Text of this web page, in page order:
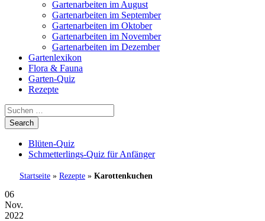
Gartenarbeiten im August
Gartenarbeiten im September
Gartenarbeiten im Oktober
Gartenarbeiten im November
Gartenarbeiten im Dezember
Gartenlexikon
Flora & Fauna
Garten-Quiz
Rezepte
Blüten-Quiz
Schmetterlings-Quiz für Anfänger
Startseite » Rezepte » Karottenkuchen
06
Nov.
2022